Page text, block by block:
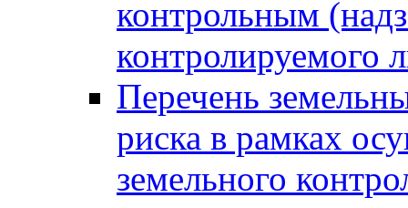
контрольным
контролируемого
Перечень
риска в рамках
земельного